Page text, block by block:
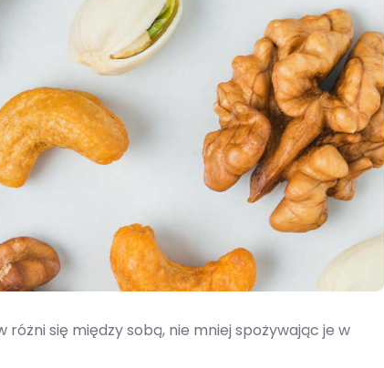
się między sobą, nie mniej spożywając je w